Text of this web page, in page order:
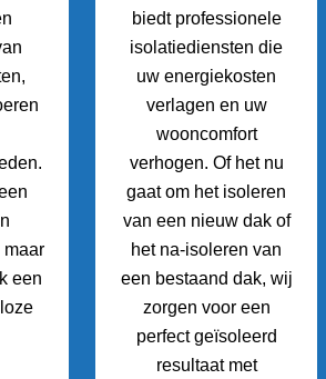
maar
een
biedt professionele
isolatiediensten die
uw energiekosten
verlagen en uw
wooncomfort
verhogen. Of het nu
gaat om het isoleren
van een nieuw dak of
het na-isoleren van
een bestaand dak, wij
zorgen voor een
perfect geïsoleerd
resultaat met